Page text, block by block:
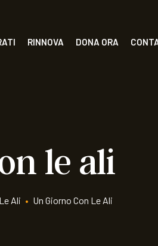
RINNOVA DONA ORA
le ali
Ali • Un Giorno Con Le Ali